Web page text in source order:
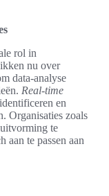
rol in
nu over
data-analyse
Real-time
en
Organisaties zoals
te
aan te passen aan